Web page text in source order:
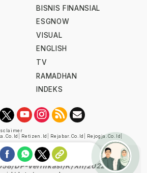
BISNIS FINANSIAL
ESGNOW
VISUAL
ENGLISH
TV
RAMADHAN
INDEKS
Retizen.id Rejabar.co.id Rejogja.co.id
oleh Dewan Pers
DP-Verifikasi/K/XII/2022